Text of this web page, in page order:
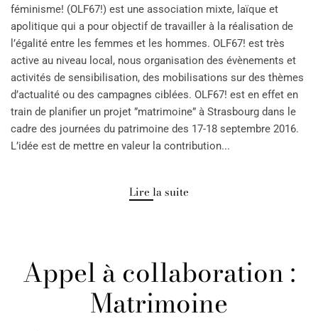
féminisme! (OLF67!) est une association mixte, laïque et
apolitique qui a pour objectif de travailler à la réalisation de
l’égalité entre les femmes et les hommes. OLF67! est très
active au niveau local, nous organisation des évènements et
activités de sensibilisation, des mobilisations sur des thèmes
d’actualité ou des campagnes ciblées. OLF67! est en effet en
train de planifier un projet ”matrimoine” à Strasbourg dans le
cadre des journées du patrimoine des 17-18 septembre 2016.
L’idée est de mettre en valeur la contribution...
Lire la suite
Appel à collaboration :
Matrimoine